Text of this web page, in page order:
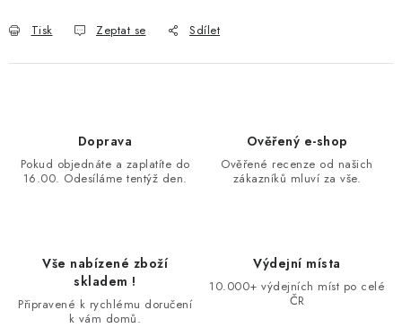
Tisk Zeptat se Sdílet
Doprava
Pokud objednáte a zaplatíte do
16.00. Odesíláme tentýž den.
Ověřený e-shop
Ověřené recenze od našich
zákazníků mluví za vše.
Vše nabízené zboží
skladem !
Připravené k rychlému doručení
k vám domů.
Výdejní místa
10.000+ výdejních míst po celé
ČR